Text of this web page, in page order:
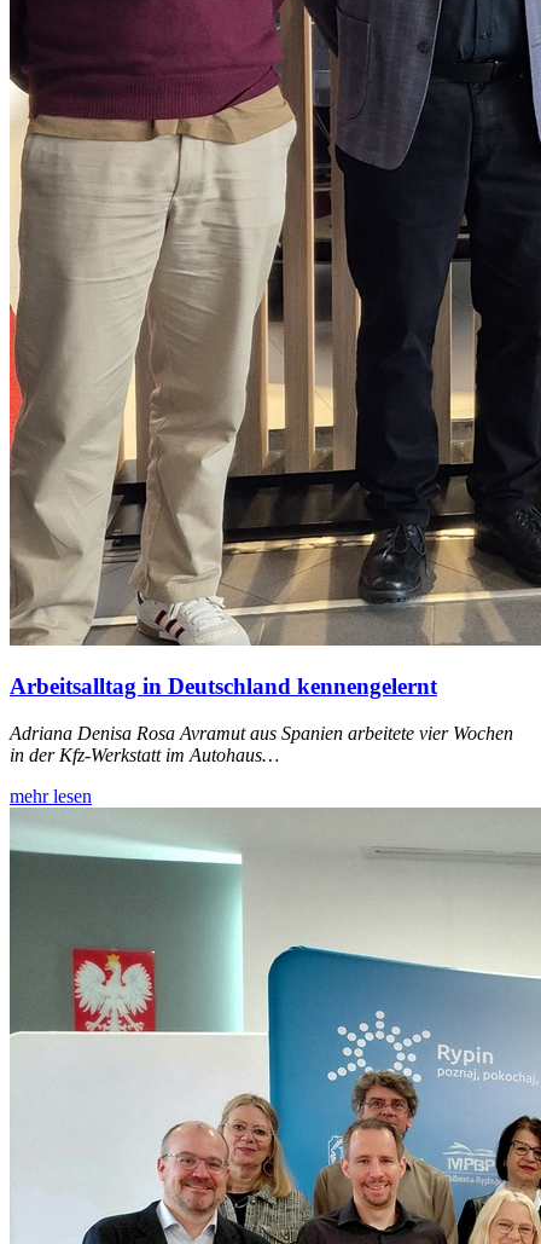
Arbeitsalltag in Deutschland kennengelernt
Adriana Denisa Rosa Avramut aus Spanien arbeitete vier Wochen
in der Kfz-Werkstatt im Autohaus…
mehr lesen